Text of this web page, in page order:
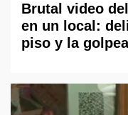
Brutal video
en un local:
piso y la